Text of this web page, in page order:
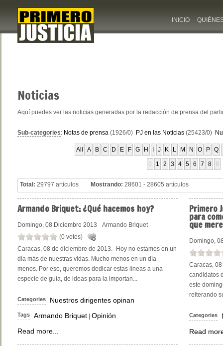
INICIO
Noticias
Aquí puedes ver las noticias generadas por la redacción de prensa del
Sub-categories: Notas de prensa (1926/0) PJ en las Noticias (25423/0)
All A B C D E F G H J K L M N O P Q
0 1 2 3 4 5 6 7 8 9
Total: 29797 artículos Mostrando: 28601 - 28605 artículos
ArmandoBriquet: ¿Qué hacemos hoy?
Domingo, 08 Diciembre 2013
Armando Briquet
(0 votes)
Caracas, 08 de diciembre de 2013.- Hoy no estamos en un
día más de nuestras vidas. Mucho menos en un día
menos. Por eso, queremos dedicar estas líneas a una
especie de guía, de ideas para la importan...
Categories Nuestros dirigentes opinan
Tags Armando Briquet Opinión
Read more...
Primero
para
que
Domingo,
Caracas,
candidatos
este
reiterando
Categories
Read